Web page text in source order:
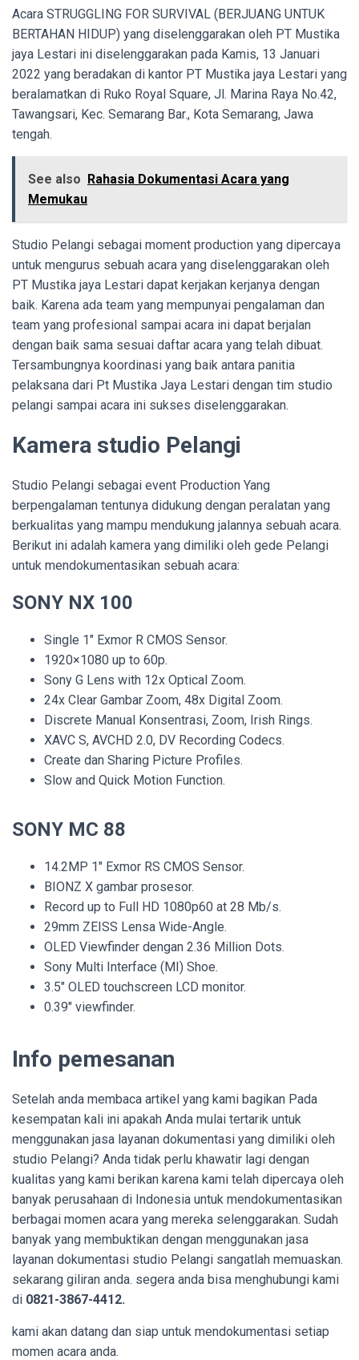
Acara STRUGGLING FOR SURVIVAL (BERJUANG UNTUK
BERTAHAN HIDUP) yang diselenggarakan oleh PT Mustika
jaya Lestari ini diselenggarakan pada Kamis, 13 Januari
2022 yang beradakan di kantor PT Mustika jaya Lestari yang
beralamatkan di Ruko Royal Square, Jl. Marina Raya No.42,
Tawangsari, Kec. Semarang Bar., Kota Semarang, Jawa
tengah.
See also Rahasia Dokumentasi Acara yang
Memukau
Studio Pelangi sebagai moment production yang dipercaya
untuk mengurus sebuah acara yang diselenggarakan oleh
PT Mustika jaya Lestari dapat kerjakan kerjanya dengan
baik. Karena ada team yang mempunyai pengalaman dan
team yang profesional sampai acara ini dapat berjalan
dengan baik sama sesuai daftar acara yang telah dibuat.
Tersambungnya koordinasi yang baik antara panitia
pelaksana dari Pt Mustika Jaya Lestari dengan tim studio
pelangi sampai acara ini sukses diselenggarakan.
Kamera studio Pelangi
Studio Pelangi sebagai event Production Yang
berpengalaman tentunya didukung dengan peralatan yang
berkualitas yang mampu mendukung jalannya sebuah acara.
Berikut ini adalah kamera yang dimiliki oleh gede Pelangi
untuk mendokumentasikan sebuah acara:
SONY NX 100
Single 1″ Exmor R CMOS Sensor.
1920×1080 up to 60p.
Sony G Lens with 12x Optical Zoom.
24x Clear Gambar Zoom, 48x Digital Zoom.
Discrete Manual Konsentrasi, Zoom, Irish Rings.
XAVC S, AVCHD 2.0, DV Recording Codecs.
Create dan Sharing Picture Profiles.
Slow and Quick Motion Function.
SONY MC 88
14.2MP 1″ Exmor RS CMOS Sensor.
BIONZ X gambar prosesor.
Record up to Full HD 1080p60 at 28 Mb/s.
29mm ZEISS Lensa Wide-Angle.
OLED Viewfinder dengan 2.36 Million Dots.
Sony Multi Interface (MI) Shoe.
3.5″ OLED touchscreen LCD monitor.
0.39″ viewfinder.
Info pemesanan
Setelah anda membaca artikel yang kami bagikan Pada
kesempatan kali ini apakah Anda mulai tertarik untuk
menggunakan jasa layanan dokumentasi yang dimiliki oleh
studio Pelangi? Anda tidak perlu khawatir lagi dengan
kualitas yang kami berikan karena kami telah dipercaya oleh
banyak perusahaan di Indonesia untuk mendokumentasikan
berbagai momen acara yang mereka selenggarakan. Sudah
banyak yang membuktikan dengan menggunakan jasa
layanan dokumentasi studio Pelangi sangatlah memuaskan.
sekarang giliran anda. segera anda bisa menghubungi kami
di 0821-3867-4412.
kami akan datang dan siap untuk mendokumentasi setiap
momen acara anda.